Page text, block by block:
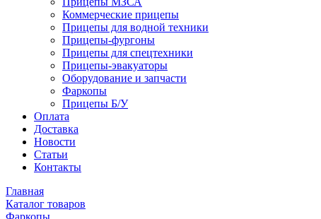
Коммерческие прицепы
Прицепы для водной техники
Прицепы-фургоны
Прицепы для спецтехники
Прицепы-эвакуаторы
Оборудование и запчасти
Фаркопы
Прицепы Б/У
Оплата
Доставка
Новости
Статьи
Контакты
Главная
Каталог товаров
Фаркопы